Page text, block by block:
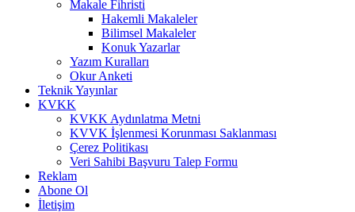
Makale Fihristi
Hakemli Makaleler
Bilimsel Makaleler
Konuk Yazarlar
Yazım Kuralları
Okur Anketi
Teknik Yayınlar
KVKK
KVKK Aydınlatma Metni
KVVK İşlenmesi Korunması Saklanması
Çerez Politikası
Veri Sahibi Başvuru Talep Formu
Reklam
Abone Ol
İletişim